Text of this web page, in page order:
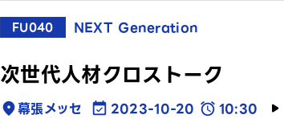
FU040 NEXT Generation
次世代人材クロストーク
幕張メッセ 2023-10-20 10:30